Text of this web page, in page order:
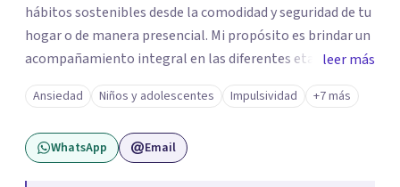
hábitos sostenibles desde la comodidad y seguridad de tu
hogar o de manera presencial. Mi propósito es brindar un
acompañamiento integral en las diferentes etapas de la
vida, adaptando la intervención a las necesidades de cada
momento del ciclo vital. Un espacio enteramente
confidencial y seguro, con flexibilidad de horarios y una
atención personalizada. Durante mi trayectoria los
leer más
Ansiedad Niños y adolescentes Impulsividad +7 más
WhatsApp Email